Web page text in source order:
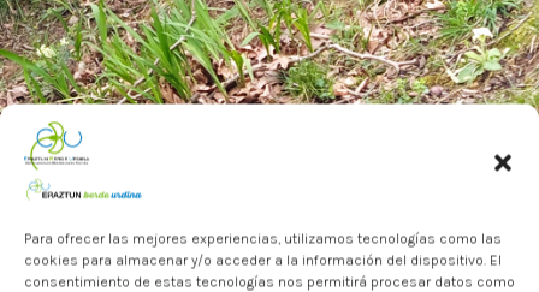
Para ofrecer las mejores experiencias, utilizamos tecnologías como las
cookies para almacenar y/o acceder a la información del dispositivo. El
consentimiento de estas tecnologías nos permitirá procesar datos como